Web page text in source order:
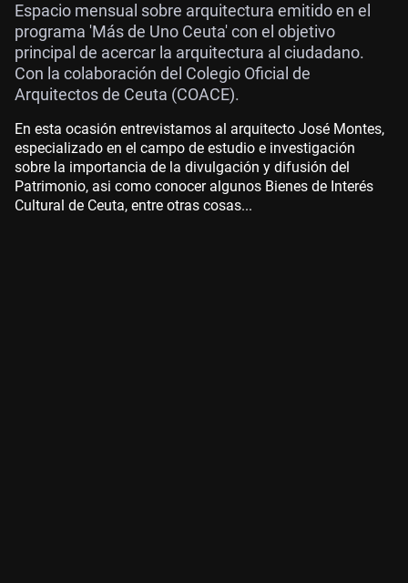
Espacio mensual sobre arquitectura emitido en el
programa 'Más de Uno Ceuta' con el objetivo
principal de acercar la arquitectura al ciudadano.
Con la colaboración del Colegio Oficial de
Arquitectos de Ceuta (COACE).
En esta ocasión entrevistamos al arquitecto José Montes,
especializado en el campo de estudio e investigación
sobre la importancia de la divulgación y difusión del
Patrimonio, asi como conocer algunos Bienes de Interés
Cultural de Ceuta, entre otras cosas...